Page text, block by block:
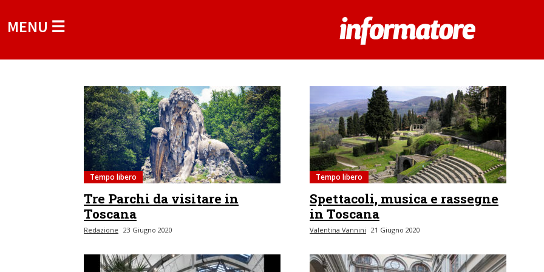
MENU ☰
Tempo libero
Tre Parchi da visitare in
Toscana
Redazione 23 Giugno 2020
Tempo libero
Spettacoli, musica e rassegne
in Toscana
Valentina Vannini 21 Giugno 2020